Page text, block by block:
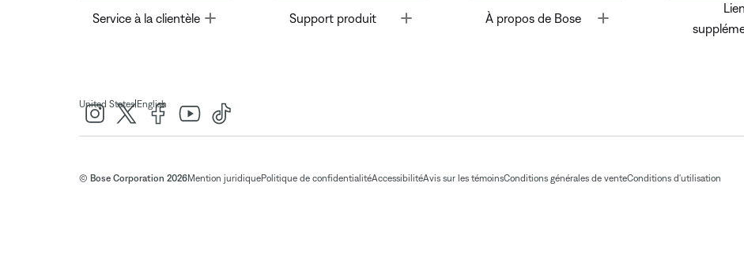
Service à la clientèle Toggle Support produit À propos de Bose Toggle
United States| English
© Bose Corporation 2026Mention juridiquePolitique de confidentialitéAccessibilitéAvis sur les témoinsConditions générales de venteConditions d'utilisation